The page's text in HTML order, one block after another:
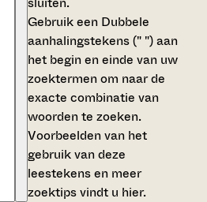
Gebruik een Dubbele
aanhalingstekens (" ")aan
het begin en einde van uw
zoektermen om naar de
exacte combinatie van
woorden te zoeken.
Voorbeelden van het
gebruik van deze
leestekens en meer
zoektips vindt u hier.